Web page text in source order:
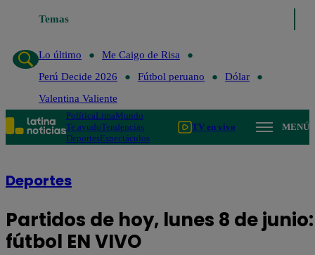
Temas
Lo último
Me Caigo de Risa
Perú Decide 2026
Fútbol peruano
Dólar
Valentina Valiente
PolíticaLimaMundo
Te ayudoTendencias
DeportesEspectáculos
TV en vivo MENÚ
Deportes
Partidos de hoy, lunes 8 de
fútbol EN VIVO